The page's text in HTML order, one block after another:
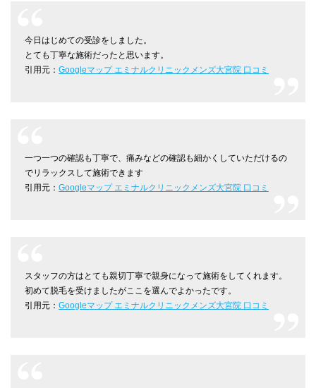
今日はじめての受診をしました。
とても丁寧な施術だったと思います。
引用元： Googleマップ エミナルクリニックメンズ大宮院 口コミ
一つ一つの確認も丁寧で、痛みなどの確認も細かくしていただけるの
でリラックスして施術できます
引用元： Googleマップ エミナルクリニックメンズ大宮院 口コミ
スタッフの方はとても親切丁寧で親身になって施術をしてくれます。
初めて脱毛を受けましたがここを選んでよかったです。
引用元： Googleマップ エミナルクリニックメンズ大宮院 口コミ